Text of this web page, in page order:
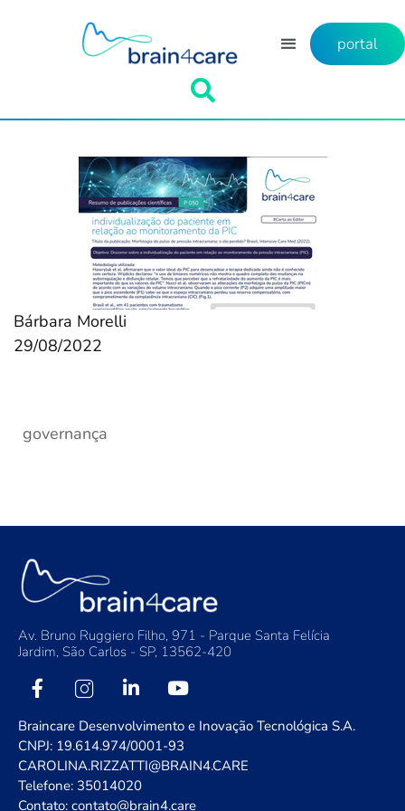
portal
Bárbara Morelli
29/08/2022
governança
Av. Bruno Ruggiero Filho, 971 - Parque Santa Felícia
Jardim, São Carlos - SP, 13562-420
Braincare Desenvolvimento e Inovação Tecnológica S.A.
CNPJ: 19.614.974/0001-93
CAROLINA.RIZZATTI@BRAIN4.CARE
Telefone: 35014020
Contato: contato@brain4.care